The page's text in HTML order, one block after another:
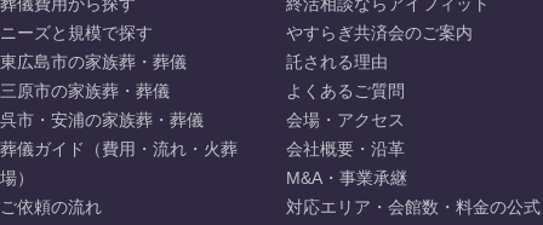
葬儀費用から探す
ニーズと規模で探す
東広島市の家族葬・葬儀
三原市の家族葬・葬儀
呉市・安浦の家族葬・葬儀
葬儀ガイド（費用・流れ・火葬
場）
ご依頼の流れ
終活相談ならアイフィット
やすらぎ共済会のご案内
託される理由
よくあるご質問
会場・アクセス
会社概要・沿革
M&A・事業承継
対応エリア・会館数・料金の公式